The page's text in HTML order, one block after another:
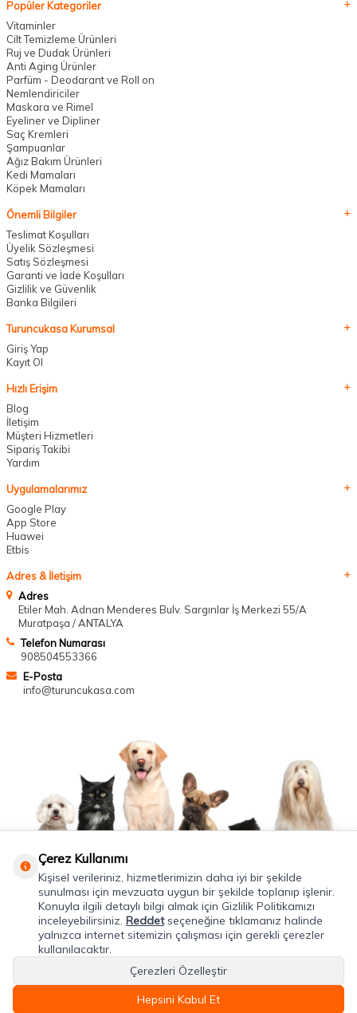
Popüler Kategoriler
Vitaminler
Cilt Temizleme Ürünleri
Ruj ve Dudak Ürünleri
Anti Aging Ürünler
Parfüm - Deodarant ve Roll on
Nemlendiriciler
Maskara ve Rimel
Eyeliner ve Dipliner
Saç Kremleri
Şampuanlar
Ağız Bakım Ürünleri
Kedi Mamaları
Köpek Mamaları
Önemli Bilgiler
Teslimat Koşulları
Üyelik Sözleşmesi
Satış Sözleşmesi
Garanti ve İade Koşulları
Gizlilik ve Güvenlik
Banka Bilgileri
Turuncukasa Kurumsal
Giriş Yap
Kayıt Ol
Hızlı Erişim
Blog
İletişim
Müşteri Hizmetleri
Sipariş Takibi
Yardım
Uygulamalarımız
Google Play
App Store
Huawei
Etbis
Adres & İletişim
Adres
Etiler Mah. Adnan Menderes Bulv. Sargınlar İş Merkezi 55/A
Muratpaşa / ANTALYA
Telefon Numarası
908504553366
E-Posta
info@turuncukasa.com
Sistemleriyle Hazırlanmıştır.
Çerez Kullanımı
Kişisel verileriniz, hizmetlerimizin daha iyi bir şekilde
sunulması için mevzuata uygun bir şekilde toplanıp işlenir.
Konuyla ilgili detaylı bilgi almak için Gizlilik Politikamızı
inceleyebilirsiniz. Reddetseçeneğine tıklamanız halinde
yalnızca internet sitemizin çalışması için gerekli çerezler
kullanılacaktır.
Çerezleri Özelleştir
Hepsini Kabul Et